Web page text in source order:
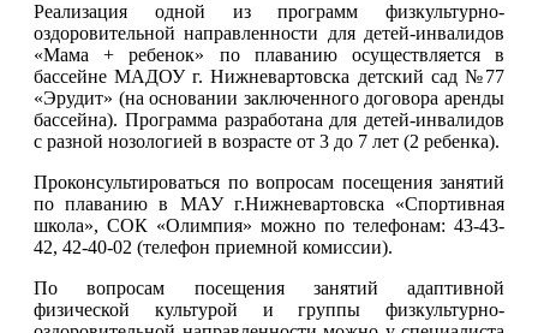
Реализация одной из программ физкультурно-
оздоровительной направленности для детей-инвалидов
«Мама + ребенок» по плаванию осуществляется в
бассейне МАДОУ г. Нижневартовска детский сад №77
«Эрудит» (на основании заключенного договора аренды
бассейна). Программа разработана для детей-инвалидов
с разной нозологией в возрасте от 3 до 7 лет (2 ребенка).
Проконсультироваться по вопросам посещения занятий
по плаванию в МАУ г.Нижневартовска «Спортивная
школа», СОК «Олимпия» можно по телефонам: 43-43-
42, 42-40-02 (телефон приемной комиссии).
По вопросам посещения занятий адаптивной
физической культурой и группы физкультурно-